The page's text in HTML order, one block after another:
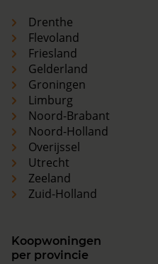
Drenthe
Flevoland
Friesland
Gelderland
Groningen
Limburg
Noord-Brabant
Noord-Holland
Overijssel
Utrecht
Zeeland
Zuid-Holland
Koopwoningen
per provincie